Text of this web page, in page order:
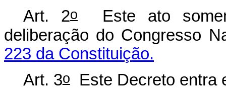
Art. 2o
Este ato
deliberação do Congresso
223 da Constituição.
Art. 3oEste Decreto entra